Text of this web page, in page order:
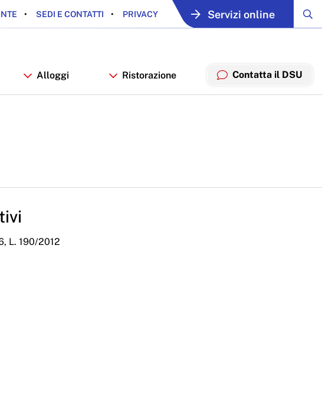
SEDI E CONTATTI PRIVACY Servizi online
Alloggi Ristorazione Contatta il DSU
L. 190/2012